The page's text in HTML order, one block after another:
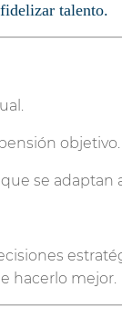
talento.
objetivo.
se adaptan
hacerlo mejor.